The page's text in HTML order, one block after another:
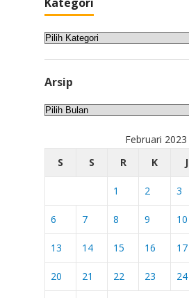
Kategori
Arsip
Arsip
Februari 2023
S
S R K J
1 2 3
6 7 8 9 10
13 14 15 16 17
20 21 22 23 24